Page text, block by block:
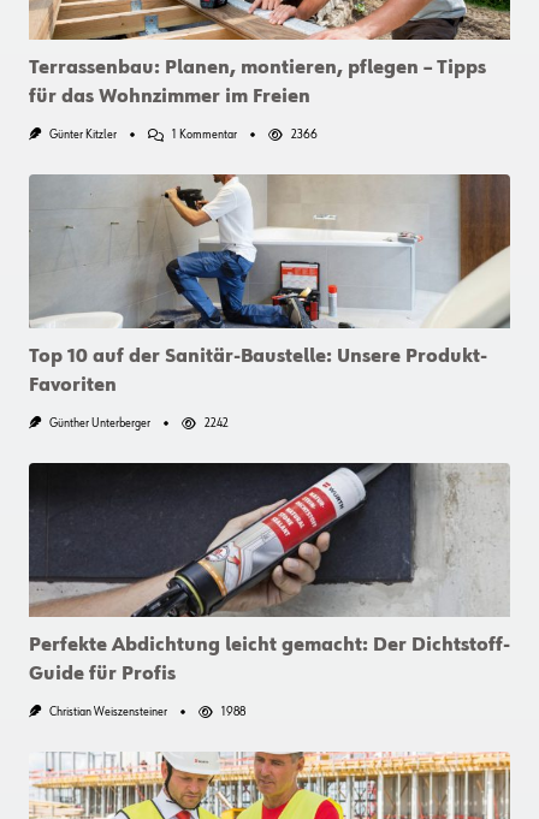
Terrassenbau: Planen, montieren, pflegen – Tipps
für das Wohnzimmer im Freien
Günter Kitzler 1 KommentarZu
Montieren,
Pflegen
–
Tipps
Für
Das
Wohnzimmer
Im
Freien
2366
Top 10 auf der Sanitär-Baustelle: Unsere Produkt-
Favoriten
Günther Unterberger 2242
Perfekte Abdichtung leicht gemacht: Der Dichtstoff-
Guide für Profis
Christian Weiszensteiner 1988